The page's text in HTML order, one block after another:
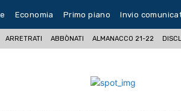
Economia Primo piano Invio
ARRETRATI ABBÒNATI ALMANACCO 21-22